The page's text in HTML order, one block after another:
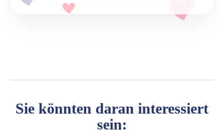
Sie könnten daran interessiert
sein: